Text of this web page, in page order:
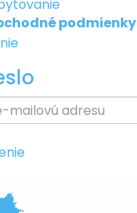
podmienky